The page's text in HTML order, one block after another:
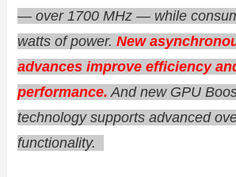
— over 1700 MHz — while
watts of power.New
advances improve efficiency
performance. And new GPU
technology supports advanced
functionality.